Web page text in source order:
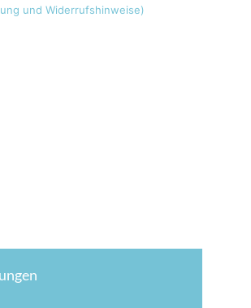
und Widerrufshinweise)